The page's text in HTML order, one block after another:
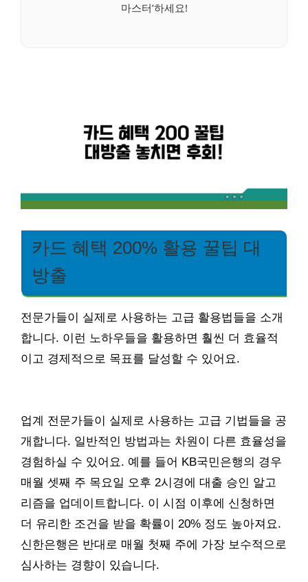
마스터’하세요!
카드 혜택 200% 활용 꿀팁 대
방출
전문가들이 실제로 사용하는 고급 활용법들을 소개
합니다. 이런 노하우들을 활용하면 훨씬 더 효율적
이고 경제적으로 목표를 달성할 수 있어요.
업계 전문가들이 실제로 사용하는 고급 기법들을 공
개합니다. 일반적인 방법과는 차원이 다른 효율성을
경험하실 수 있어요. 예를 들어 KB국민은행의 경우
매월 셋째 주 목요일 오후 2시경에 대출 승인 알고
리즘을 업데이트합니다. 이 시점 이후에 신청하면
더 유리한 조건을 받을 확률이 20% 정도 높아져요.
신한은행은 반대로 매월 첫째 주에 가장 보수적으로
심사하는 경향이 있습니다.